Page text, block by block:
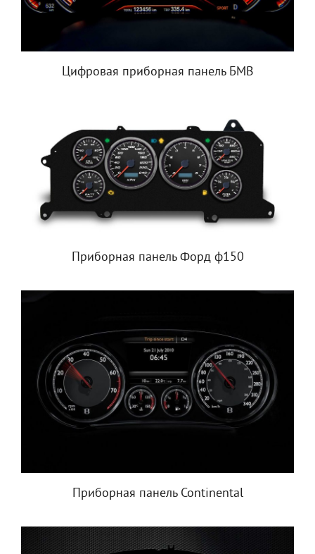
Цифровая приборная панель БМВ
Приборная панель Форд ф150
Приборная панель Continental